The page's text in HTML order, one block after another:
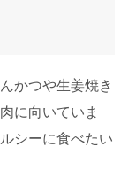
かつや生姜焼き
に向いていま
シーに食べたい